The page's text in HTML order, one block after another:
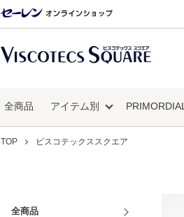
全商品 アイテム別 PRIMORDIAL
TOP ビスコテックススクエア
全商品